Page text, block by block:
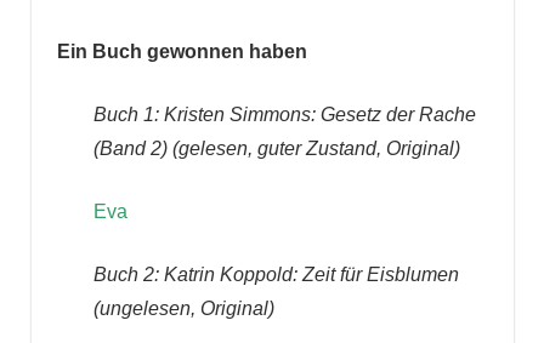
Ein Buch gewonnen haben
Buch 1: Kristen Simmons: Gesetz der Rache
(Band 2) (gelesen, guter Zustand, Original)
Eva
Buch 2: Katrin Koppold: Zeit für Eisblumen
(ungelesen, Original)